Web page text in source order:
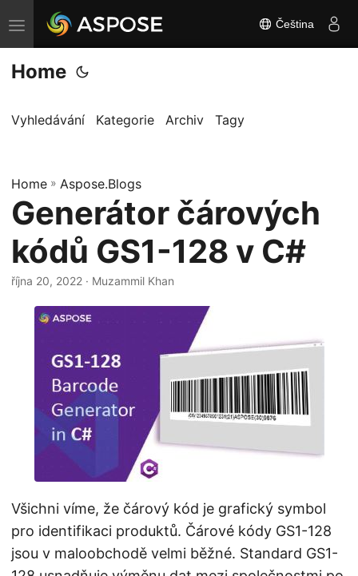
P
ř
e
n
t
n
a
v
i
Čeština
Home
Vyhledávání Kategorie Archiv Tagy
Home » Aspose.Blogs
Generátor čárových
kódů GS1-128 v C#
října 20, 2022 · Muzammil Khan
Všichni víme, že čárový kód je grafický symbol
pro identifikaci produktů. Čárové kódy GS1-128
jsou v maloobchodě velmi běžné. Standard GS1-